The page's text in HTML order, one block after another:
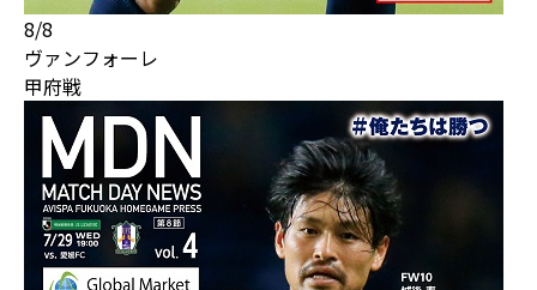
8/8
ヴァンフォーレ
甲府戦